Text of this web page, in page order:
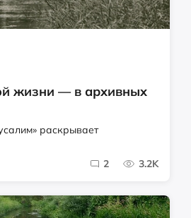
жизни — в архивных
раскрывает
2 3.2K